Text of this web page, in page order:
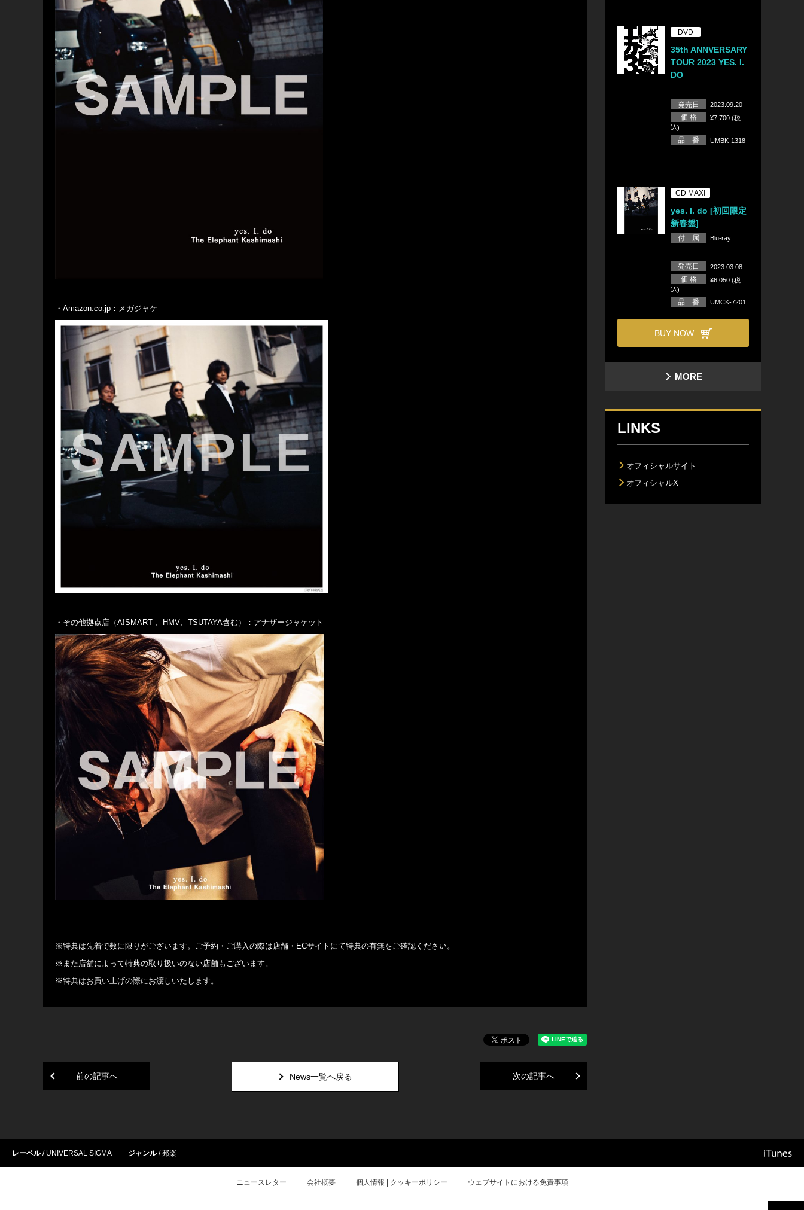
・Amazon.co.jp：メガジャケ
・その他拠点店（A!SMART 、HMV、TSUTAYA含む）：アナザージャケット
※特典は先着で数に限りがございます。ご予約・ご購入の際は店舗・ECサイトにて特典の有無をご確認ください。
※また店舗によって特典の取り扱いのない店舗もございます。
※特典はお買い上げの際にお渡しいたします。
前の記事へ 次の記事へ
News一覧へ戻る
DVD
35th ANNVERSARY
TOUR 2023 YES. I.
DO
発売日 2023.09.20
価 格
¥7,700 (税
込)
品 番 UMBK-1318
CD MAXI
yes. I. do [初回限定
新春盤]
付 属 Blu-ray
発売日 2023.03.08
価 格
¥6,050 (税
込)
品 番 UMCK-7201
BUY NOW
MORE
LINKS
オフィシャルサイト
オフィシャルX
レーベル UNIVERSAL SIGMA ジャンル 邦楽
ニュースレター 会社概要 個人情報 | クッキーポリシー ウェブサイトにおける免責事項